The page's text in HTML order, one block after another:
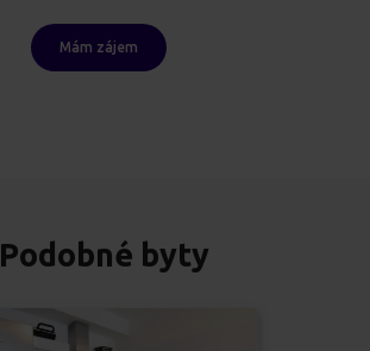
Mám zájem
Podobné byty